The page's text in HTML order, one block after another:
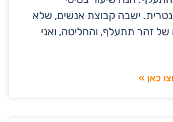
ישבה קבוצת אנשים, שלא
זהר תתעלף, והחליטה, ואני
כאן »